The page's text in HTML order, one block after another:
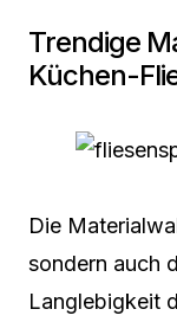
Trendige
Küchen-
Die
sondern auch
Langlebigkeit